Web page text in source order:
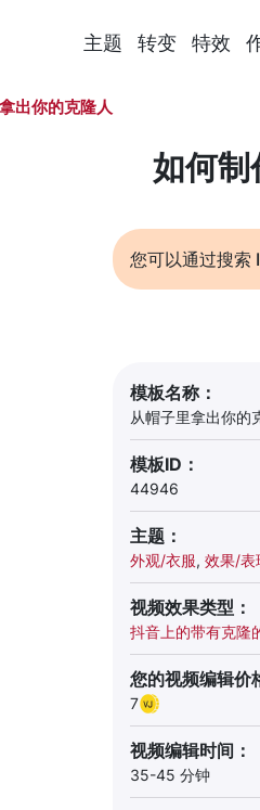
主题 转变 特效
出你的克隆人
如何
您可以通过搜索
模板名称：
从帽子里拿出你的
模板ID：
44946
主题：
外观/衣服, 效果/表
视频效果类型：
抖音上的带有克隆
您的视频编辑价
7
视频编辑时间：
35-45 分钟